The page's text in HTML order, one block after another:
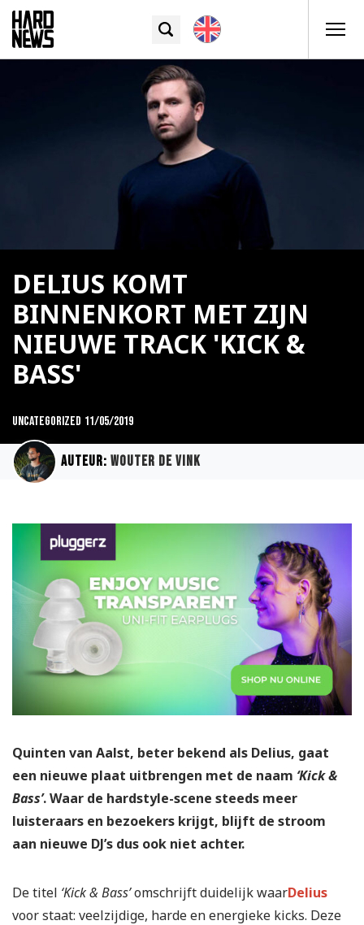
DELIUS KOMT
BINNENKORT MET ZIJN
NIEUWE TRACK 'KICK &
BASS'
uncategorized 11/05/2019
Auteur: Wouter de Vink
Quinten van Aalst, beter bekend als Delius, gaat
een nieuwe plaat uitbrengen met de naam ‘Kick &
Bass’. Waar de hardstyle-scene steeds meer
luisteraars en bezoekers krijgt, blijft de stroom
aan nieuwe DJ’s dus ook niet achter.
De titel ‘Kick & Bass’omschrijft duidelijk waarDelius
voor staat: veelzijdige, harde en energieke kicks. Deze